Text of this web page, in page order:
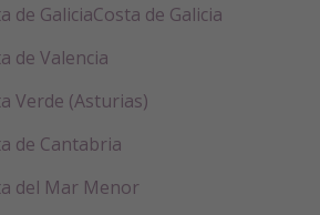
de GaliciaCosta de Galicia
de Valencia
Verde (Asturias)
de Cantabria
del Mar Menor